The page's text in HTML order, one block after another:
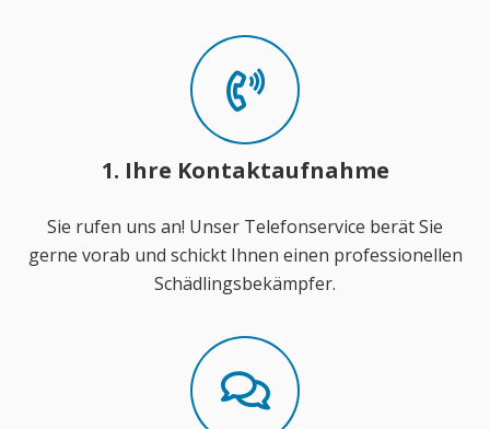
1. Ihre Kontaktaufnahme
Sie rufen uns an! Unser Telefonservice berät Sie
gerne vorab und schickt Ihnen einen professionellen
Schädlingsbekämpfer.